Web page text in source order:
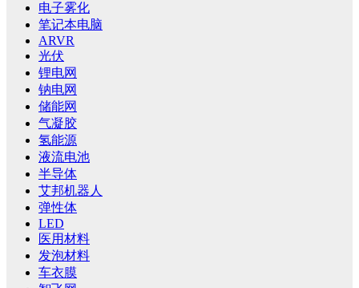
电子雾化
笔记本电脑
ARVR
光伏
锂电网
钠电网
储能网
气凝胶
氢能源
液流电池
半导体
艾邦机器人
弹性体
LED
医用材料
发泡材料
车衣膜